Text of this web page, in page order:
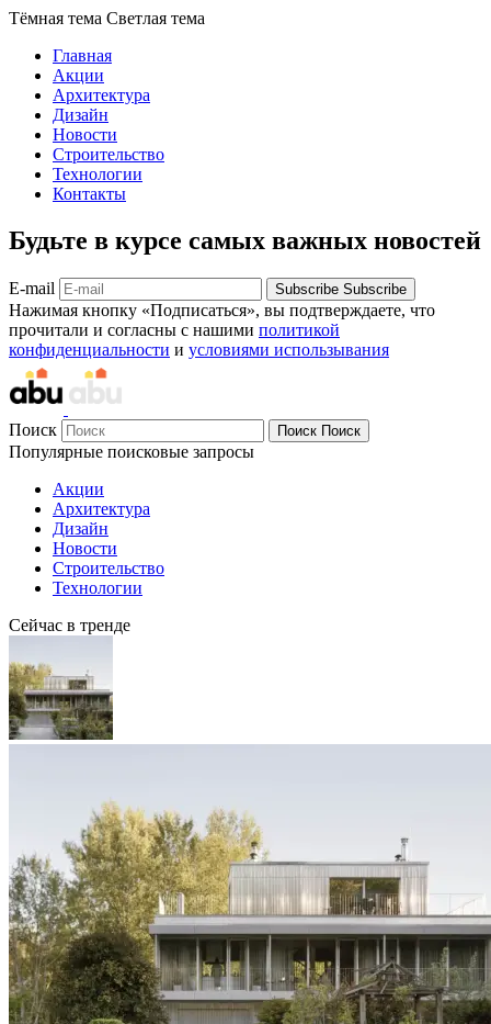
Тёмная тема Светлая тема
Главная
Акции
Архитектура
Дизайн
Новости
Строительство
Технологии
Контакты
Будьте в курсе самых важных новостей
E-mail Subscribe Subscribe
Нажимая кнопку «Подписаться», вы подтверждаете, что
прочитали и согласны с нашими политикой
конфиденциальности и условиями использывания
Поиск Поиск Поиск
Популярные поисковые запросы
Акции
Архитектура
Дизайн
Новости
Строительство
Технологии
Сейчас в тренде